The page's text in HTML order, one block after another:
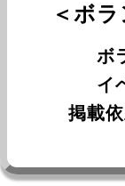
＜ボ
ボ
イ
掲載